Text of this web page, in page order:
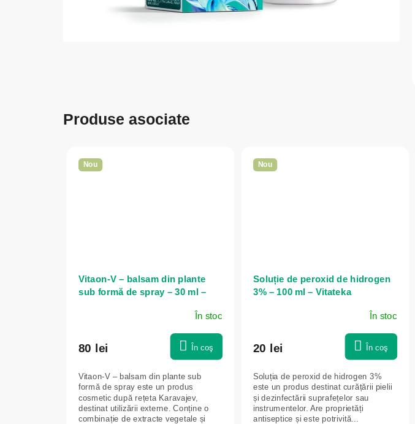
Produse asociate
Nou
Vitaon-V – balsam din plante
sub formă de spray – 30 ml –
În stoc
80 lei În coş
Vitaon-V – balsam din plante sub
formă de spray este un produs
cosmetic după rețeta Karavajev,
destinat utilizării externe. Conține o
combinație de extracte vegetale și
Nou
Soluție de peroxid de hidrogen
3% – 100 ml – Vitateka
În stoc
20 lei În coş
Soluția de peroxid de hidrogen 3%
este un produs destinat curățării pielii
și dezinfectării suprafețelor sau
instrumentelor. Are proprietăți
antiseptice și este potrivită...